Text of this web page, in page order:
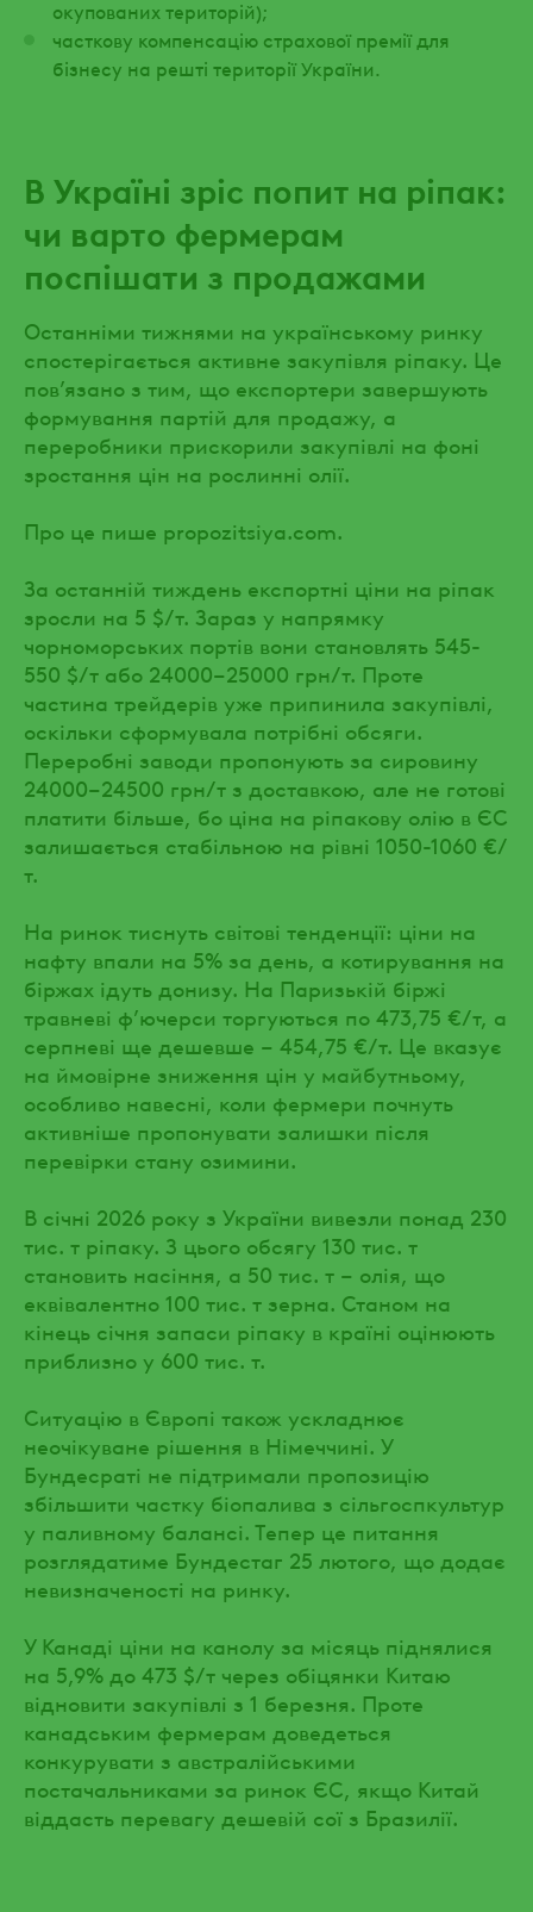
окупованих територій);
часткову компенсацію страхової премії для
бізнесу на решті території України.
В Україні зріс попит на ріпак:
чи варто фермерам
поспішати з продажами
Останніми тижнями на українському ринку
спостерігається активне закупівля ріпаку. Це
пов’язано з тим, що експортери завершують
формування партій для продажу, а
переробники прискорили закупівлі на фоні
зростання цін на рослинні олії.
Про це пише propozitsiya.com.
За останній тиждень експортні ціни на ріпак
зросли на 5 $/т. Зараз у напрямку
чорноморських портів вони становлять 545-
550 $/т або 24000–25000 грн/т. Проте
частина трейдерів уже припинила закупівлі,
оскільки сформувала потрібні обсяги.
Переробні заводи пропонують за сировину
24000–24500 грн/т з доставкою, але не готові
платити більше, бо ціна на ріпакову олію в ЄС
залишається стабільною на рівні 1050-1060 €/
т.
На ринок тиснуть світові тенденції: ціни на
нафту впали на 5% за день, а котирування на
біржах ідуть донизу. На Паризькій біржі
травневі ф’ючерси торгуються по 473,75 €/т, а
серпневі ще дешевше – 454,75 €/т. Це вказує
на ймовірне зниження цін у майбутньому,
особливо навесні, коли фермери почнуть
активніше пропонувати залишки після
перевірки стану озимини.
В січні 2026 року з України вивезли понад 230
тис. т ріпаку. З цього обсягу 130 тис. т
становить насіння, а 50 тис. т – олія, що
еквівалентно 100 тис. т зерна. Станом на
кінець січня запаси ріпаку в країні оцінюють
приблизно у 600 тис. т.
Ситуацію в Європі також ускладнює
неочікуване рішення в Німеччині. У
Бундесраті не підтримали пропозицію
збільшити частку біопалива з сільгоспкультур
у паливному балансі. Тепер це питання
розглядатиме Бундестаг 25 лютого, що додає
невизначеності на ринку.
У Канаді ціни на канолу за місяць піднялися
на 5,9% до 473 $/т через обіцянки Китаю
відновити закупівлі з 1 березня. Проте
канадським фермерам доведеться
конкурувати з австралійськими
постачальниками за ринок ЄС, якщо Китай
віддасть перевагу дешевій сої з Бразилії.